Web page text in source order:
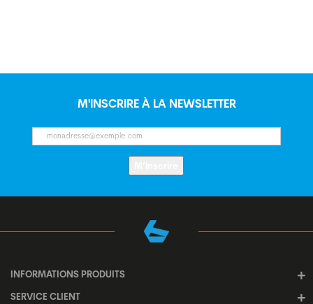
M'INSCRIRE À LA NEWSLETTER
INFORMATIONS PRODUITS
SERVICE CLIENT